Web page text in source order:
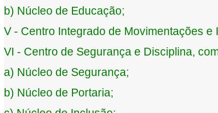
b) Núcleo de Educação;
V - Centro Integrado de Movimentações
VI - Centro de Segurança e Disciplina,
a) Núcleo de Segurança;
b) Núcleo de Portaria;